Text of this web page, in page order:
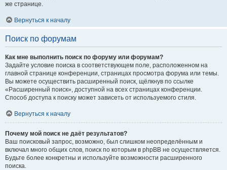
же странице.
Вернуться к началу
Поиск по форумам
Как мне выполнить поиск по форуму или форумам?
Задайте условие поиска в соответствующем поле, расположенном на
главной странице конференции, страницах просмотра форума или темы.
Вы можете осуществить расширенный поиск, щёлкнув по ссылке
«Расширенный поиск», доступной на всех страницах конференции.
Способ доступа к поиску может зависеть от используемого стиля.
Вернуться к началу
Почему мой поиск не даёт результатов?
Ваш поисковый запрос, возможно, был слишком неопределённым и
включал много общих слов, поиск по которым в phpBB не осуществляется.
Будьте более конкретны и используйте возможности расширенного
поиска.